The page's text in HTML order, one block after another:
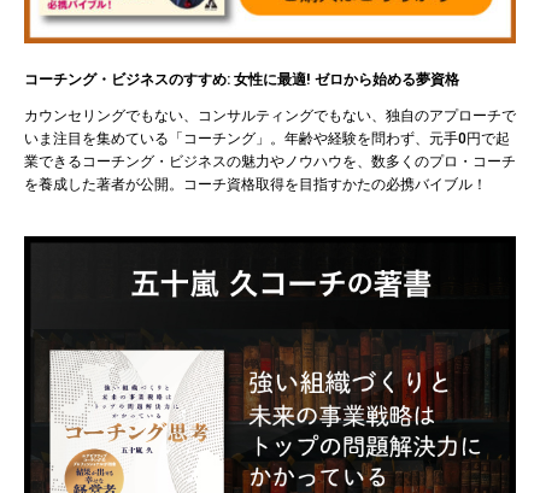
コーチング・ビジネスのすすめ: 女性に最適! ゼロから始める夢資格
カウンセリングでもない、コンサルティングでもない、独自のアプローチで
いま注目を集めている「コーチング」。年齢や経験を問わず、元手0円で起
業できるコーチング・ビジネスの魅力やノウハウを、数多くのプロ・コーチ
を養成した著者が公開。コーチ資格取得を目指すかたの必携バイブル！